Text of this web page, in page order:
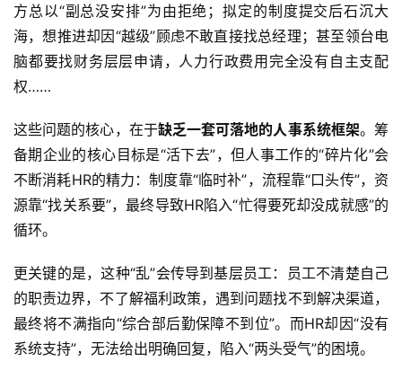
方总以“副总没安排”为由拒绝；拟定的制度提交后石沉大
海，想推进却因“越级”顾虑不敢直接找总经理；甚至领台电
脑都要找财务层层申请，人力行政费用完全没有自主支配
权……
这些问题的核心，在于缺乏一套可落地的人事系统框架。筹
备期企业的核心目标是“活下去”，但人事工作的“碎片化”会
不断消耗HR的精力：制度靠“临时补”，流程靠“口头传”，资
源靠“找关系要”，最终导致HR陷入“忙得要死却没成就感”的
循环。
更关键的是，这种“乱”会传导到基层员工：员工不清楚自己
的职责边界，不了解福利政策，遇到问题找不到解决渠道，
最终将不满指向“综合部后勤保障不到位”。而HR却因“没有
系统支持”，无法给出明确回复，陷入“两头受气”的困境。